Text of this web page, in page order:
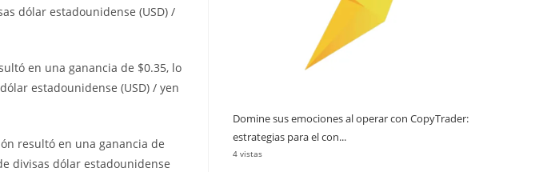
dólar estadounidense (USD) /
en una ganancia de $0.35, lo
estadounidense (USD) / yen
resultó en una ganancia de
divisas dólar estadounidense
Domine sus emociones al operar con CopyTrader:
estrategias para el con...
4 vistas